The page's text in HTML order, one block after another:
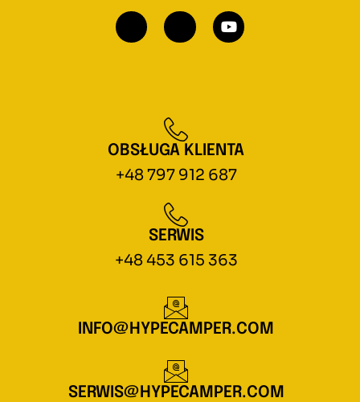
OBSŁUGA KLIENTA
+48 797 912 687
SERWIS
+48 453 615 363
INFO@HYPECAMPER.COM
SERWIS@HYPECAMPER.COM